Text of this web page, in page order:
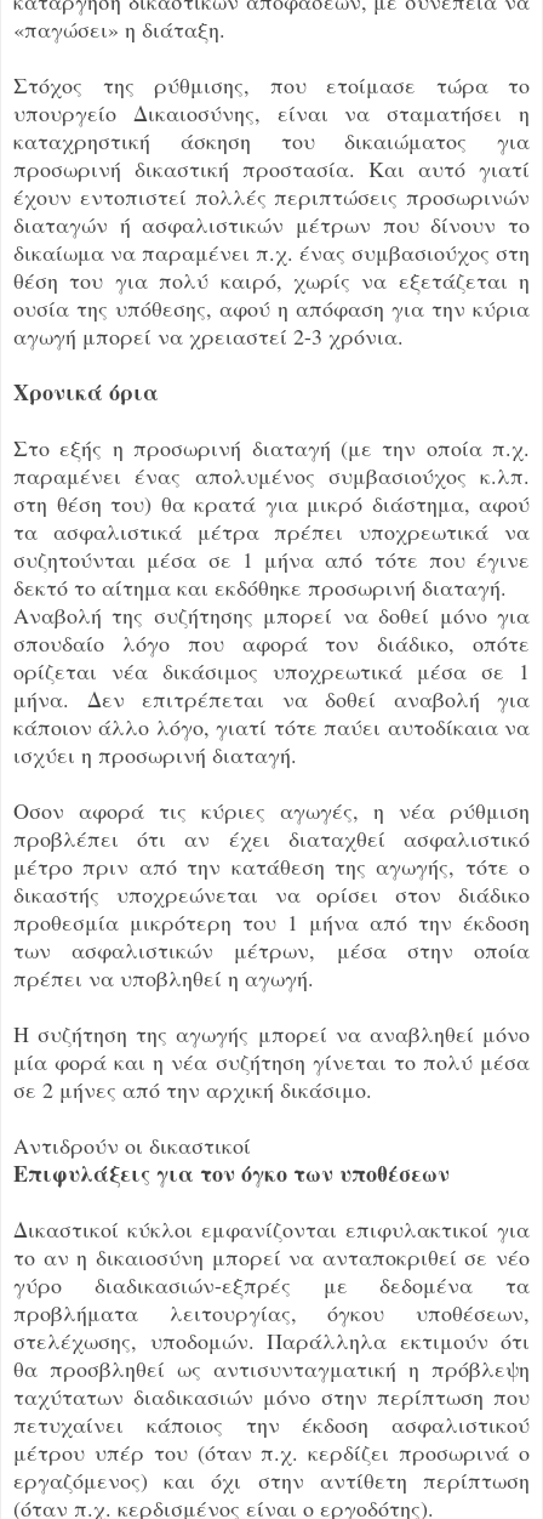
«παγώσει» η διάταξη.
Στόχος της ρύθμισης, που ετοίμασε τώρα το
υπουργείο Δικαιοσύνης, είναι να σταματήσει η
καταχρηστική άσκηση του δικαιώματος για
προσωρινή δικαστική προστασία. Και αυτό γιατί
έχουν εντοπιστεί πολλές περιπτώσεις προσωρινών
διαταγών ή ασφαλιστικών μέτρων που δίνουν το
δικαίωμα να παραμένει π.χ. ένας συμβασιούχος στη
θέση του για πολύ καιρό, χωρίς να εξετάζεται η
ουσία της υπόθεσης, αφού η απόφαση για την κύρια
αγωγή μπορεί να χρειαστεί 2-3 χρόνια.
Χρονικά όρια
Στο εξής η προσωρινή διαταγή (με την οποία π.χ.
παραμένει ένας απολυμένος συμβασιούχος κ.λπ.
στη θέση του) θα κρατά για μικρό διάστημα, αφού
τα ασφαλιστικά μέτρα πρέπει υποχρεωτικά να
συζητούνται μέσα σε 1 μήνα από τότε που έγινε
δεκτό το αίτημα και εκδόθηκε προσωρινή διαταγή.
Αναβολή της συζήτησης μπορεί να δοθεί μόνο για
σπουδαίο λόγο που αφορά τον διάδικο, οπότε
ορίζεται νέα δικάσιμος υποχρεωτικά μέσα σε 1
μήνα. Δεν επιτρέπεται να δοθεί αναβολή για
κάποιον άλλο λόγο, γιατί τότε παύει αυτοδίκαια να
ισχύει η προσωρινή διαταγή.
Οσον αφορά τις κύριες αγωγές, η νέα ρύθμιση
προβλέπει ότι αν έχει διαταχθεί ασφαλιστικό
μέτρο πριν από την κατάθεση της αγωγής, τότε ο
δικαστής υποχρεώνεται να ορίσει στον διάδικο
προθεσμία μικρότερη του 1 μήνα από την έκδοση
των ασφαλιστικών μέτρων, μέσα στην οποία
πρέπει να υποβληθεί η αγωγή.
Η συζήτηση της αγωγής μπορεί να αναβληθεί μόνο
μία φορά και η νέα συζήτηση γίνεται το πολύ μέσα
σε 2 μήνες από την αρχική δικάσιμο.
Αντιδρούν οι δικαστικοί
Επιφυλάξεις για τον όγκο των υποθέσεων
Δικαστικοί κύκλοι εμφανίζονται επιφυλακτικοί για
το αν η δικαιοσύνη μπορεί να ανταποκριθεί σε νέο
γύρο διαδικασιών-εξπρές με δεδομένα τα
προβλήματα λειτουργίας, όγκου υποθέσεων,
στελέχωσης, υποδομών. Παράλληλα εκτιμούν ότι
θα προσβληθεί ως αντισυνταγματική η πρόβλεψη
ταχύτατων διαδικασιών μόνο στην περίπτωση που
πετυχαίνει κάποιος την έκδοση ασφαλιστικού
μέτρου υπέρ του (όταν π.χ. κερδίζει προσωρινά ο
εργαζόμενος) και όχι στην αντίθετη περίπτωση
(όταν π.χ. κερδισμένος είναι ο εργοδότης).